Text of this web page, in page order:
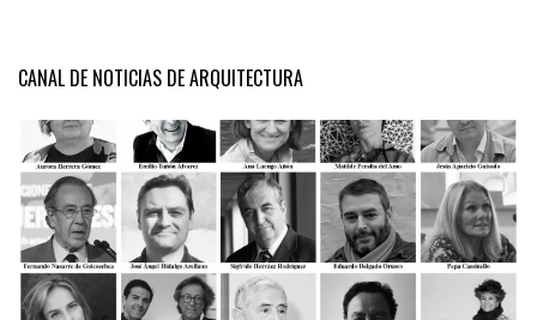
CANAL DE NOTICIAS DE ARQUITECTURA